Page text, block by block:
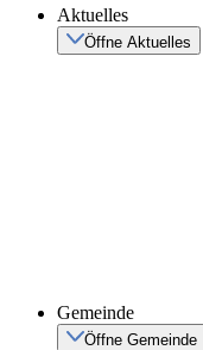
Aktuelles
Öffne Aktuelles
Gemeinde
Öffne Gemeinde